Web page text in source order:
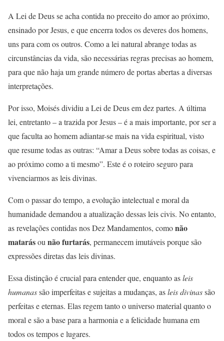
A Lei de Deus se acha contida no preceito do amor ao próximo,
ensinado por Jesus, e que encerra todos os deveres dos homens,
uns para com os outros. Como a lei natural abrange todas as
circunstâncias da vida, são necessárias regras precisas ao homem,
para que não haja um grande número de portas abertas a diversas
interpretações.
Por isso, Moisés dividiu a Lei de Deus em dez partes. A última
lei, entretanto – a trazida por Jesus – é a mais importante, por ser a
que faculta ao homem adiantar-se mais na vida espiritual, visto
que resume todas as outras: “Amar a Deus sobre todas as coisas, e
ao próximo como a ti mesmo”. Este é o roteiro seguro para
vivenciarmos as leis divinas.
Com o passar do tempo, a evolução intelectual e moral da
humanidade demandou a atualização dessas leis civis. No entanto,
as revelações contidas nos Dez Mandamentos, comonão
matarásou não furtarás, permanecem imutáveis porque são
expressões diretas das leis divinas.
Essa distinção é crucial para entender que, enquanto asleis
humanassão imperfeitas e sujeitas a mudanças, asleis divinassão
perfeitas e eternas. Elas regem tanto o universo material quanto o
moral e são a base para a harmonia e a felicidade humana em
todos os tempos e lugares.